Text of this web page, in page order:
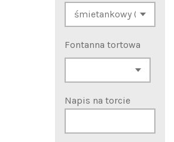
Fontanna tortowa
Napis na torcie